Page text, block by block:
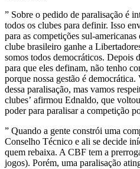
” Sobre o pedido de paralisação é
todos os clubes para definir. Isso
para as competições sul-
clube brasileiro ganhe a
somos todos democráticos. Depois
para que eles definam, não tenho
porque nossa gestão é
dessa paralisação, mas vamos
clubes’ afirmou Ednaldo, que
poder para paralisar a competição
” Quando a gente constrói uma
Conselho Técnico e ali se decide
quem rebaixa. A CBF tem a
jogos). Porém, uma paralisação